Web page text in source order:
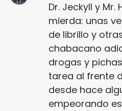
Dr. Jeckyll y
mierda: unas
de librillo y
chabacano
drogas y
tarea al frente
desde hace
empeorando